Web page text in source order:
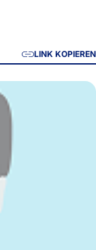
LINK KOPIEREN